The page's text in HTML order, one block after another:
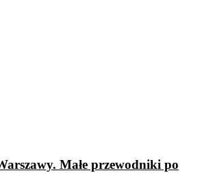
Małe przewodniki po